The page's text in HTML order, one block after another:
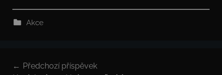
Akce
Předchozí příspěvek